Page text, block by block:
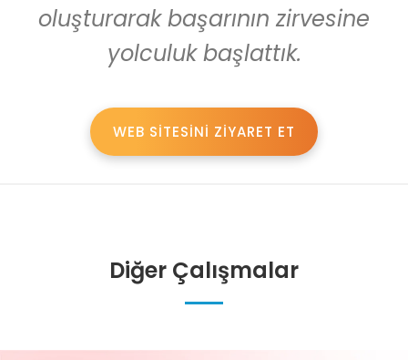
oluşturarak başarının zirvesine
yolculuk başlattık.
WEB SİTESİNİ ZİYARET ET
Diğer Çalışmalar